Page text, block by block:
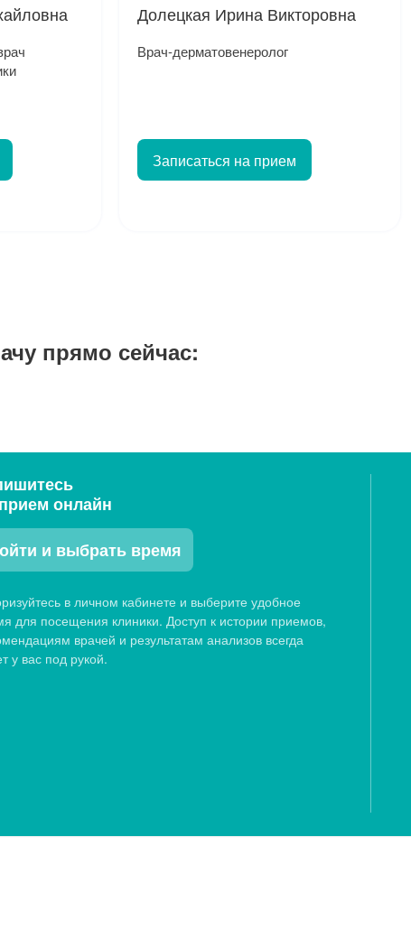
Долецкая Ирина Викторовна
Врач-дерматовенеролог
Записаться на прием
прямо сейчас:
онлайн
и выбрать время
в личном кабинете и выберите удобное
для посещения клиники. Доступ к истории приемов,
врачей и результатам анализов всегда
у вас под рукой.